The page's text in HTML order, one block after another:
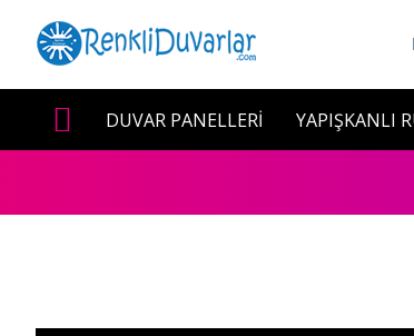
DUVAR PANELLERİ YAPIŞKANLI